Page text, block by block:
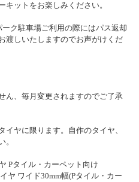
ドオープンのお知らせ
が タムタム秋葉原店内にオープ
者発表のお知らせ
キットをお楽しみください。
ク駐車場ご利用の際にはパス返却
渡しいたしますのでお声がけくだ
ん、毎月変更されますのでご了承
ヤに限ります。自作のタイヤ、
。
Pタイル・カーペット向け
ヤ ワイド30mm幅(Pタイル・カー